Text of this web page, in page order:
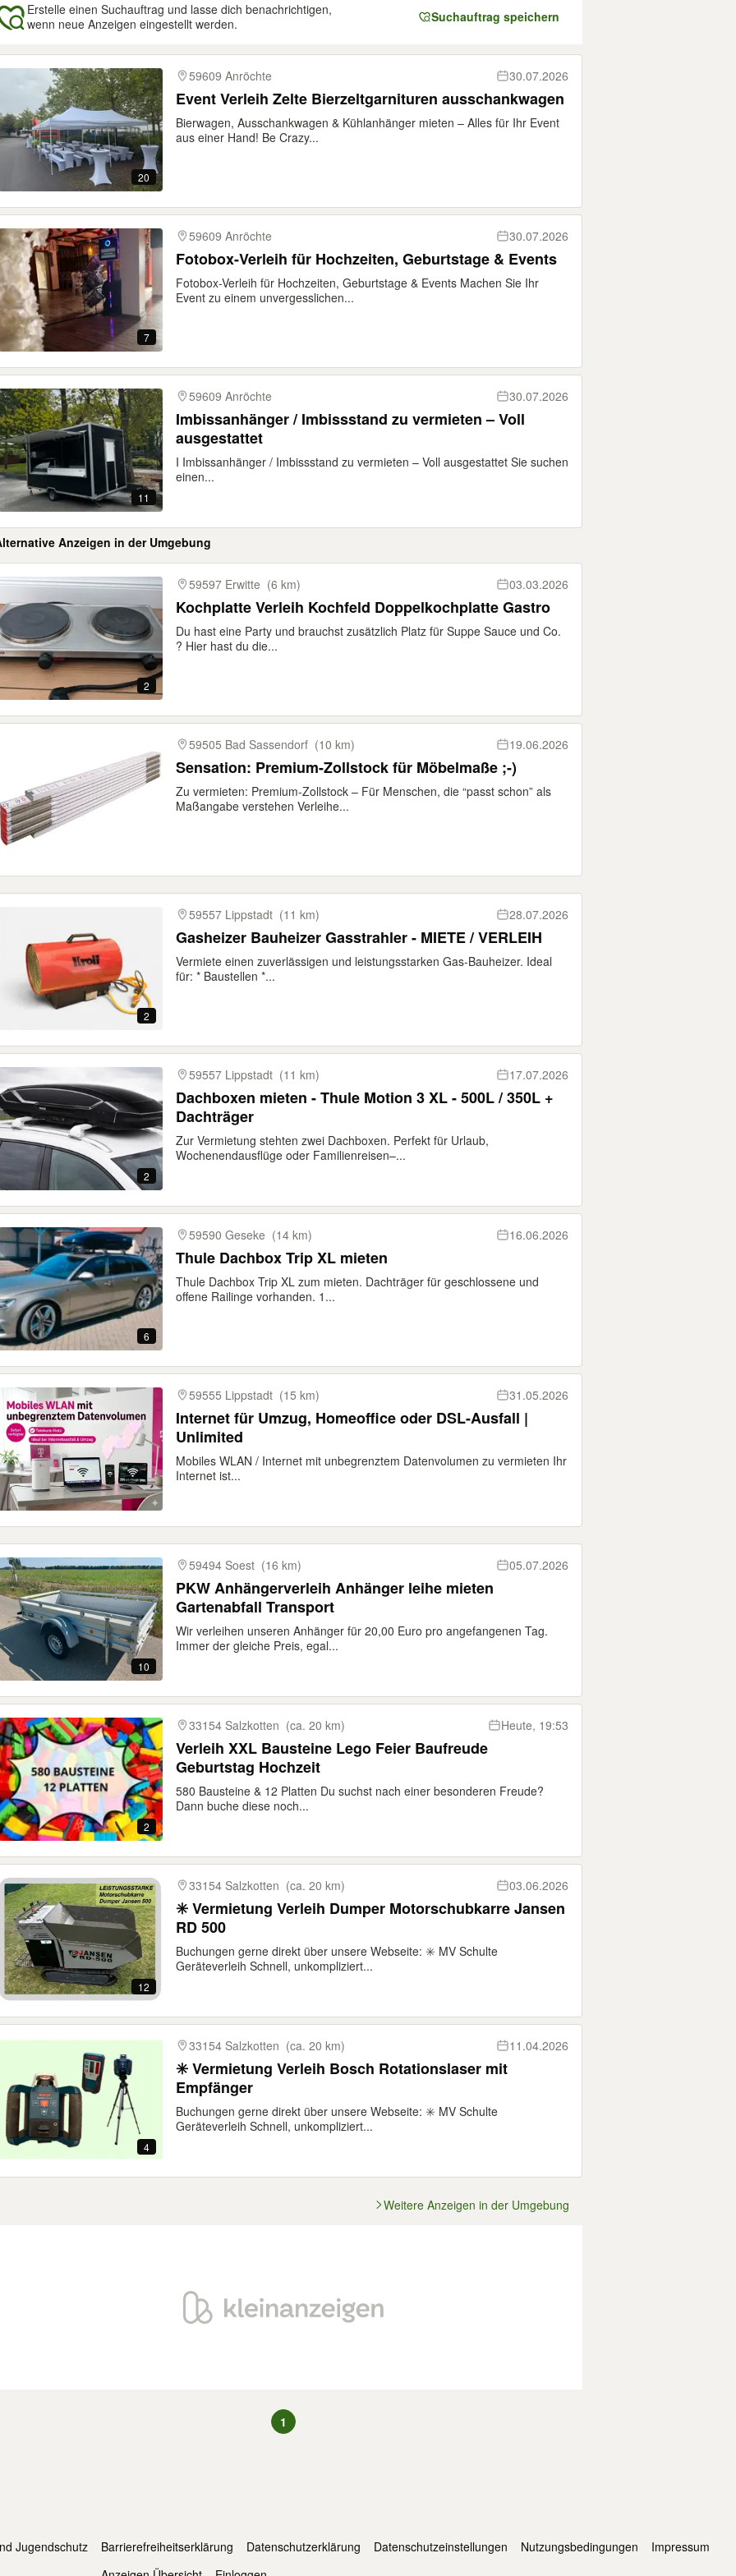
Erstelle einen Suchauftrag und lasse dich benachrichtigen,
wenn neue Anzeigen eingestellt werden.
Suchauftrag speichern
20
59609 Anröchte 30.07.2026
Event Verleih Zelte Bierzeltgarnituren ausschankwagen
Bierwagen, Ausschankwagen & Kühlanhänger mieten – Alles für Ihr Event
aus einer Hand! Be Crazy...
7
59609 Anröchte 30.07.2026
Fotobox-Verleih für Hochzeiten, Geburtstage & Events
Fotobox-Verleih für Hochzeiten, Geburtstage & Events Machen Sie Ihr
Event zu einem unvergesslichen...
11
59609 Anröchte 30.07.2026
Imbissanhänger / Imbissstand zu vermieten – Voll
ausgestattet
I Imbissanhänger / Imbissstand zu vermieten – Voll ausgestattet Sie suchen
einen...
Anzeigen in der Umgebung
2
59597 Erwitte (6 km) 03.03.2026
Kochplatte Verleih Kochfeld Doppelkochplatte Gastro
Du hast eine Party und brauchst zusätzlich Platz für Suppe Sauce und Co.
? Hier hast du die...
59505 Bad Sassendorf (10 km) 19.06.2026
Sensation: Premium-Zollstock für Möbelmaße ;-)
Zu vermieten: Premium-Zollstock – Für Menschen, die “passt schon” als
Maßangabe verstehen Verleihe...
2
59557 Lippstadt (11 km) 28.07.2026
Gasheizer Bauheizer Gasstrahler - MIETE / VERLEIH
Vermiete einen zuverlässigen und leistungsstarken Gas-Bauheizer. Ideal
für: * Baustellen *...
2
59557 Lippstadt (11 km) 17.07.2026
Dachboxen mieten - Thule Motion 3 XL - 500L / 350L +
Dachträger
Zur Vermietung stehten zwei Dachboxen. Perfekt für Urlaub,
Wochenendausflüge oder Familienreisen–...
6
59590 Geseke (14 km) 16.06.2026
Thule Dachbox Trip XL mieten
Thule Dachbox Trip XL zum mieten. Dachträger für geschlossene und
offene Railinge vorhanden. 1...
59555 Lippstadt (15 km) 31.05.2026
Internet für Umzug, Homeoffice oder DSL-Ausfall |
Unlimited
Mobiles WLAN / Internet mit unbegrenztem Datenvolumen zu vermieten Ihr
Internet ist...
10
59494 Soest (16 km) 05.07.2026
PKW Anhängerverleih Anhänger leihe mieten
Gartenabfall Transport
Wir verleihen unseren Anhänger für 20,00 Euro pro angefangenen Tag.
Immer der gleiche Preis, egal...
2
33154 Salzkotten (ca. 20 km) Heute, 19:53
Verleih XXL Bausteine Lego Feier Baufreude
Geburtstag Hochzeit
580 Bausteine & 12 Platten Du suchst nach einer besonderen Freude?
Dann buche diese noch...
12
33154 Salzkotten (ca. 20 km) 03.06.2026
✳️ Vermietung Verleih Dumper Motorschubkarre Jansen
RD 500
Buchungen gerne direkt über unsere Webseite: ✳️ MV Schulte
Geräteverleih Schnell, unkompliziert...
4
33154 Salzkotten (ca. 20 km) 11.04.2026
✳️ Vermietung Verleih Bosch Rotationslaser mit
Empfänger
Buchungen gerne direkt über unsere Webseite: ✳️ MV Schulte
Geräteverleih Schnell, unkompliziert...
Weitere Anzeigen in der Umgebung
1
Jugendschutz Barrierefreiheitserklärung Datenschutzerklärung Datenschutzeinstellungen Nutzungsbedingungen
Impressum